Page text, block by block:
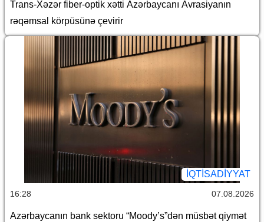
Trans-Xəzər fiber-optik xətti Azərbaycanı Avrasiyanın
rəqəmsal körpüsünə çevirir
İQTİSADİYYAT
16:28 07.08.2026
Azərbaycanın bank sektoru “Moody’s”dən müsbət qiymət